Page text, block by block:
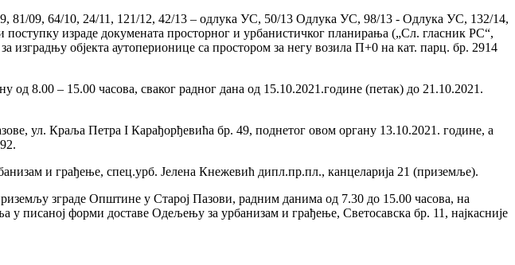
81/09, 64/10, 24/11, 121/12, 42/13 – одлука УС, 50/13 Одлука УС, 98/13 - Одлука УС, 132/14,
израде докумената просторног и урбанистичког планирања („Сл. гласник РС“,
изградњу објекта аутоперионице са простором за негу возила П+0 на кат. парц. бр. 2914
8.00 – 15.00 часова, сваког радног дана од 15.10.2021.године (петак) до 21.10.2021.
ул. Краља Петра I Карађорђевића бр. 49, поднетог овом органу 13.10.2021. године, а
и грађење, спец.урб. Јелена Кнежевић дипл.пр.пл., канцеларија 21 (приземље).
зграде Општине у Старој Пазови, радним данима од 7.30 до 15.00 часова, на
писаној форми доставе Одељењу за урбанизам и грађење, Светосавска бр. 11, најкасније